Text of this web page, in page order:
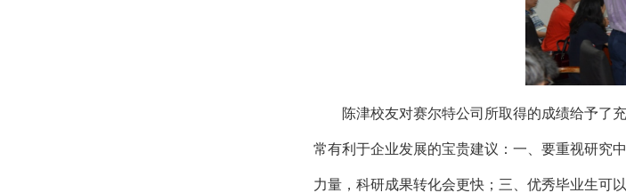
陈津校友对赛尔特公司所取得的成绩给予了
常有利于企业发展的宝贵建议：一、要重视研究
力量，科研成果转化会更快；三、优秀毕业生可